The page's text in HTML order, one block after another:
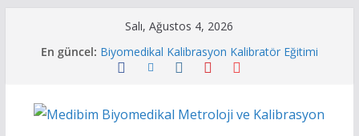
Salı, Ağustos 4, 2026
En güncel:
Gaz Konsantrasyonları hesaplama
Biyomedikal Kalibrasyon Kalibratör Eğitimi
Kalibrasyon Laboratuvarı Yazılımı